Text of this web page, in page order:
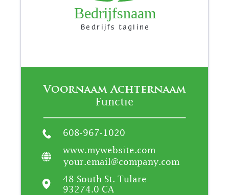
your.email@company.com
48 South St. Tulare
93274.0 CA
608-967-1020
www.mywebsite.com
Functie
Voornaam Achternaam
Bedrijfsnaam
Bedrijfs tagline